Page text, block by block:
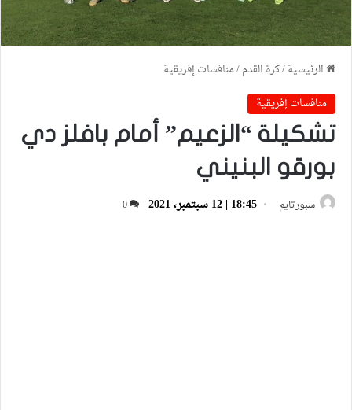
الرئيسية/كرة القدم/منافسات إفريقية
منافسات إفريقية
تشكيلة “الزعيم” أمام بافلز دي
بورقو البنيني
سبورتايم 18:45 | 12 سبتمبر، 2021 0